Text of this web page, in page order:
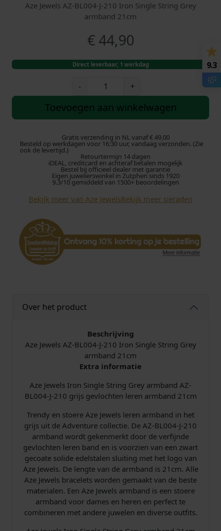
Aze Jewels AZ-BL004-J-210 Iron Single String Grey
armband 21cm
€44,90
Direct leverbaar, 1 werkdag
-
e
w
e
s
I
o
i
n
r
g
y
A
m
b
a
n
d
2
1
c
m
A
+
Toevoegen aan winkelwagen
Gratis verzending in NL vanaf € 49,00
Besteld op werkdagen voor 16:30 uur, vandaag verzonden. (Zie
ook de levertijd.)
Retourtermijn 14 dagen
iDEAL, creditcard en achteraf betalen mogelijk
Bestel bij officieel dealer met garantie
Eigen juwelierswinkel in Zutphen sinds 1920
9.3/10 gemiddeld van 1500+ beoordelingen
Bekijk meer van Aze JewelsBekijk meer sieraden
Over het product
Beschrijving
Aze Jewels AZ-BL004-J-210 Iron Single String Grey
armband 21cm
Extra informatie
Aze Jewels Iron Single String Grey armband AZ-
BL004-J-210 grijs gevlochten leren armband 21cm
Trendy en stoere Aze Jewels leren armband in het
grijs uit de Adventure collectie. De AZ-BL004-J-210
armband wordt gekenmerkt door de verfijnde
gevlochten leren band en is voorzien van een zwart
gecoate solide edelstalen sluiting met het logo van
Aze Jewels. De lengte van de armband is 21cm. Alle
Aze Jewels bracelets worden gemaakt van de beste
materialen. Een Aze Jewels armband is een stoere
armband voor dames en heren en perfect te
combineren met andere juwelen en diverse outfits.
9.3